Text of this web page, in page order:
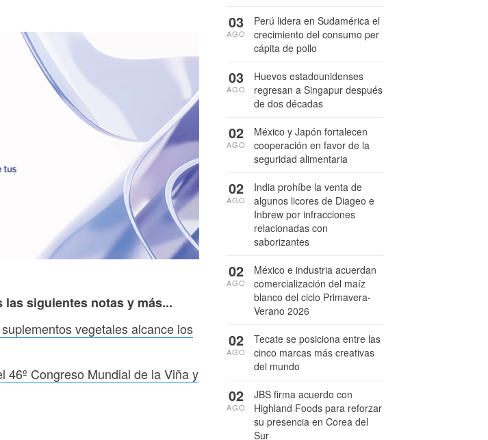
siguientes notas y más...
vegetales alcance los
46º Congreso Mundial de la Viña y
Perú lidera en Sudamérica el
crecimiento del consumo per
cápita de pollo
03
AGO
Huevos estadounidenses
regresan a Singapur después
de dos décadas
03
AGO
México y Japón fortalecen
cooperación en favor de la
seguridad alimentaria
02
AGO
India prohíbe la venta de
algunos licores de Diageo e
Inbrew por infracciones
relacionadas con
saborizantes
02
AGO
México e industria acuerdan
comercialización del maíz
blanco del ciclo Primavera-
Verano 2026
02
AGO
Tecate se posiciona entre las
cinco marcas más creativas
del mundo
02
AGO
JBS firma acuerdo con
Highland Foods para reforzar
su presencia en Corea del
Sur
02
AGO